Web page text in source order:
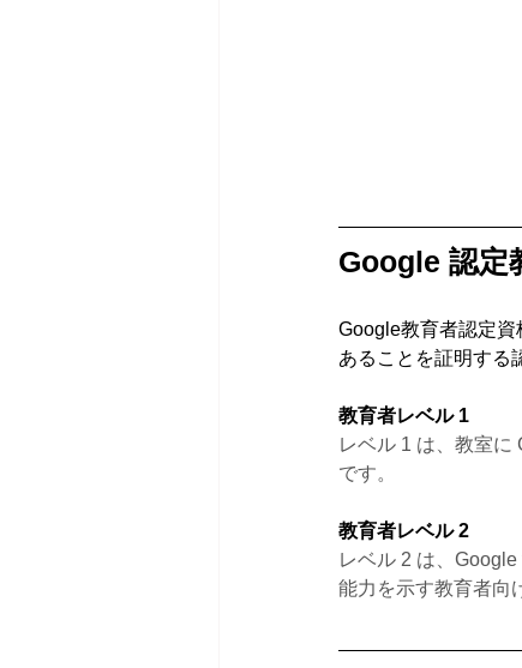
Google 認定
Google教育者認定
あることを証明する
教育者レベル 1
レベル 1 は、教室に
です。
教育者レベル 2
レベル 2 は、
能力を示す教育者向